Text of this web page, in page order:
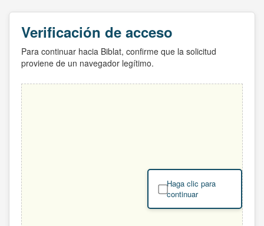
Verificación de acceso
Para continuar hacia Biblat, confirme que la solicitud
proviene de un navegador legítimo.
Haga clic para
continuar